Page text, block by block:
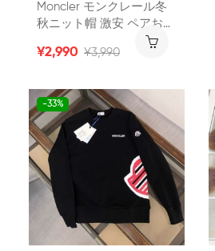
Moncler モンクレール冬
秋ニット帽 激安 ペアお揃
い Moncler ハット防寒 小
顔 激安ブランドコピーニ
ンクレールブランド女性
ニットハット
¥2,990 ¥3,990
-33%